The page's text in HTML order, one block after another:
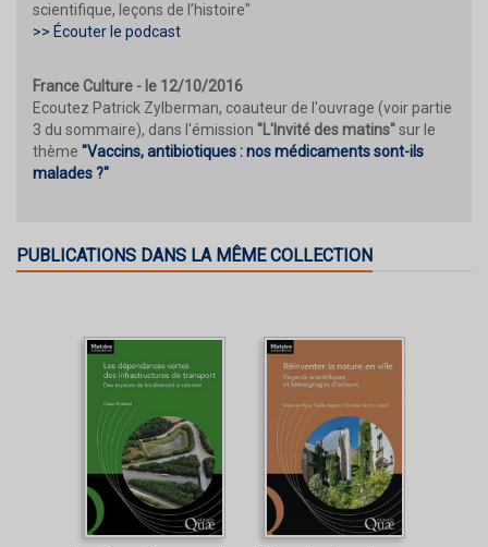
scientifique, leçons de l’histoire"
>> Écouter le podcast
France Culture - le 12/10/2016
Ecoutez Patrick Zylberman, coauteur de l'ouvrage (voir partie
3 du sommaire), dans l'émission "L'Invité des matins"sur le
thème "Vaccins, antibiotiques : nos médicaments sont-ils
malades ?"
PUBLICATIONS DANS LA MÊME COLLECTION